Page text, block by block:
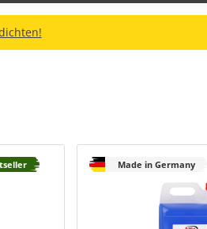
Made in Germany